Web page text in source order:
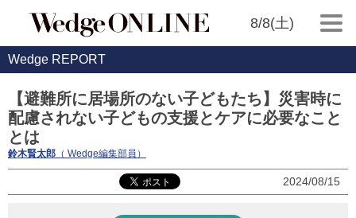
8/8(土)
Wedge REPORT
【避難所に居場所のない子どもたち】災害時に
配慮されない子どもの支援とケアに必要なこと
とは
鈴木賢太郎 （ Wedge編集部員）
2024/08/15